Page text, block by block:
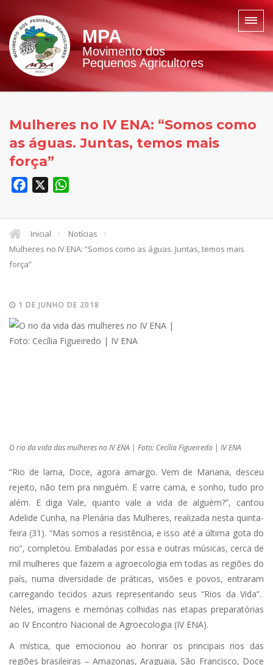
MPA
Movimento dos
Pequenos Agricultores
Mulheres no IV ENA: “Somos como
as águas. Juntas, temos mais
força”
Facebook
Inicial
Notícias
Mulheres no IV ENA: “Somos como as águas. Juntas, temos mais
força”
1 DE JUNHO DE 2018
O rio da vida das mulheres no IV ENA | Foto: Cecília Figueiredo | IV ENA
“Rio de lama, Doce, agora amargo. Vem de Mariana, desceu
rejeito, não tem pra ninguém. E varre cama, e sonho, tudo pro
além. E diga Vale, quanto vale a vida de alguém?”, cantou
Adelide Cunha, na Plenária das Mulheres, realizada nesta quinta-
feira (31). “Mas somos a resistência, e isso até a última gota do
rio”, completou. Embaladas por essa e outras músicas, cerca de
mil mulheres que fazem a agroecologia em todas as regiões do
país, numa diversidade de práticas, visões e povos, entraram
carregando tecidos azuis representando seus “Rios da Vida”.
Neles, imagens e memórias colhidas nas etapas preparatórias
ao IV Encontro Nacional de Agroecologia (IV ENA).
A mística, que emocionou ao honrar os principais rios das
regiões brasileiras – Amazonas, Araguaia, São Francisco, Doce